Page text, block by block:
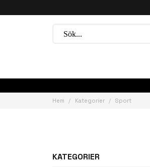
Hem Kategorier Sport
KATEGORIER